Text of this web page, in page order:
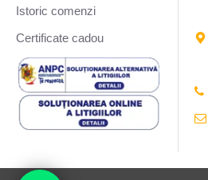
Istoric comenzi
Certificate cadou